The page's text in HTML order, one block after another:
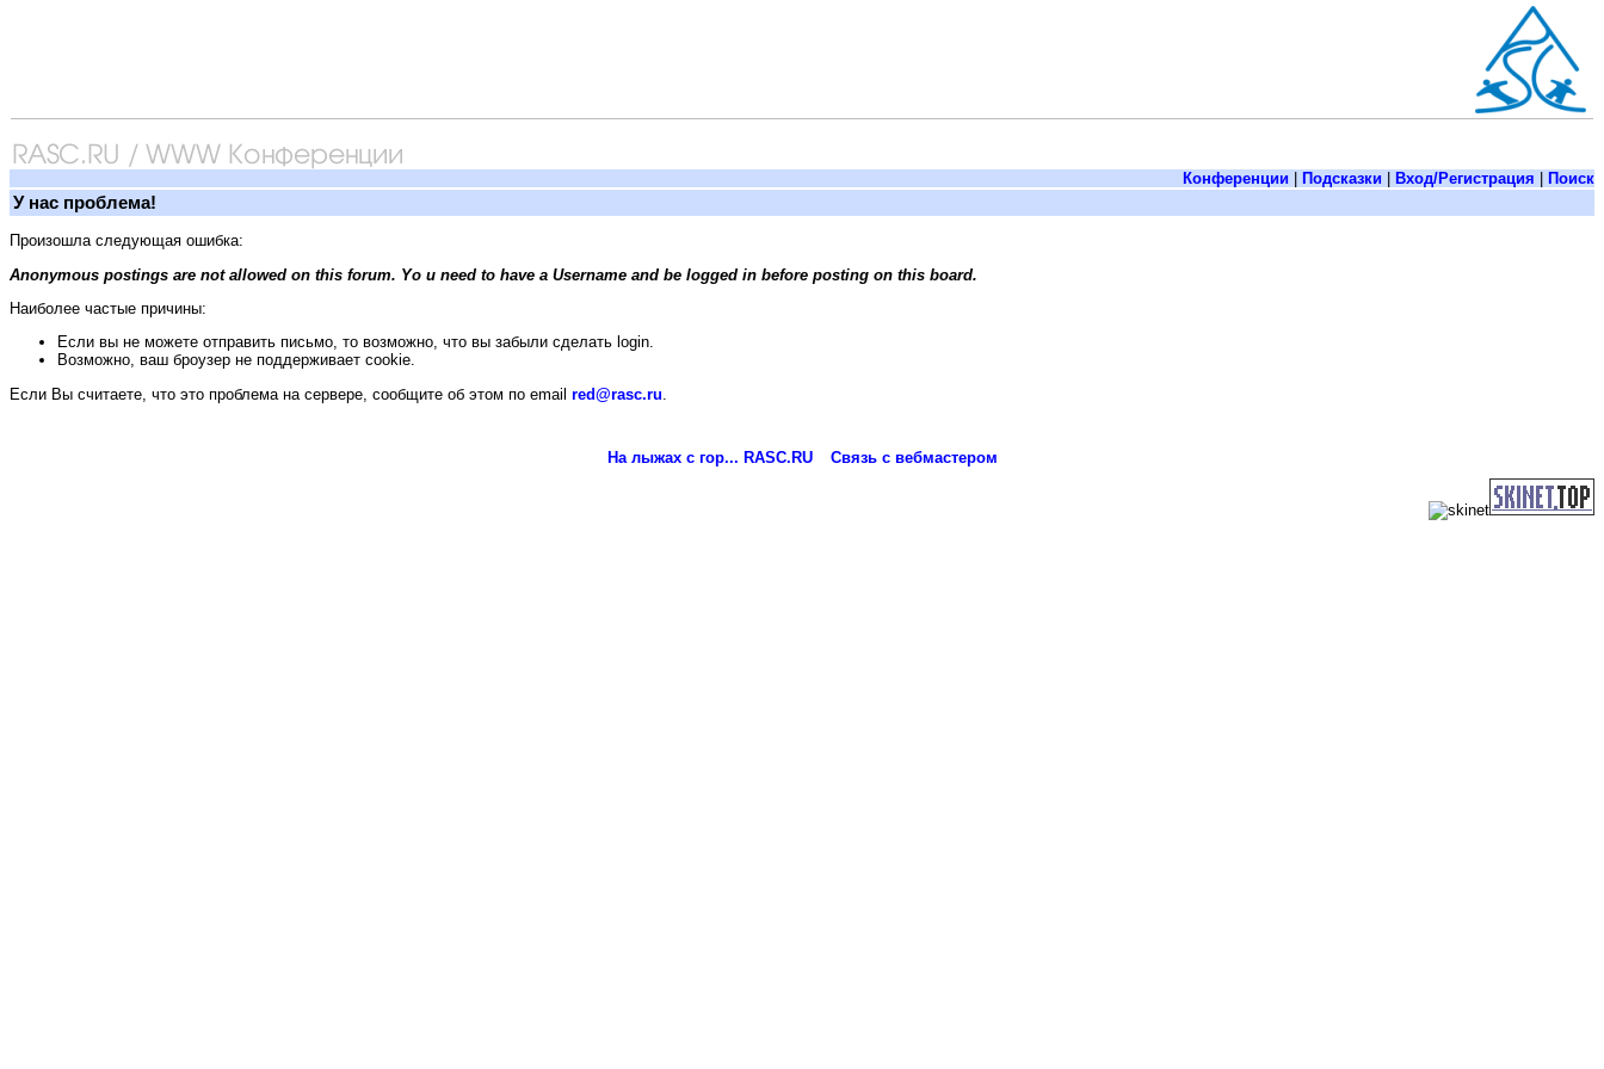
Конференции Подсказки Вход/Регистрация Поиск
У нас проблема!
Произошла следующая ошибка:
Anonymous postings are not allowed on this forum. Yo u need to have a Username and be logged in before posting on this board.
Наиболее частые причины:
Если вы не можете отправить письмо, то возможно, что вы забыли сделать login.
Возможно, ваш броузер не поддерживает cookie.
Если Вы считаете, что это проблема на сервере, сообщите об этом по email red@rasc.ru
На лыжах с гор... RASC.RU Связь с вебмастером